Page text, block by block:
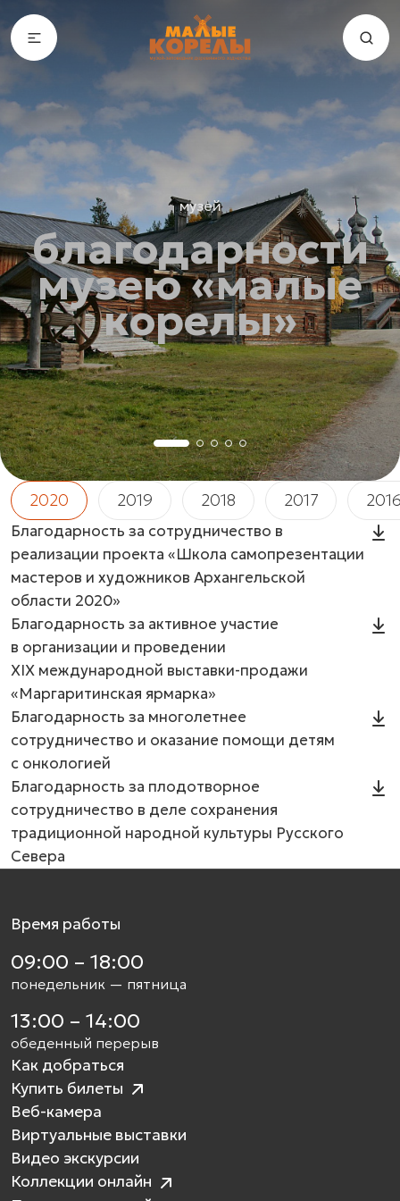
музей
благодарности
музею «малые
корелы»
2020 2019 2018 2017
Благодарность за сотрудничество в
реализации проекта «Школа самопрезентации
мастеров и художников Архангельской
области 2020»
Благодарность за активное участие
в организации и проведении
XIX международной выставки-продажи
«Маргаритинская ярмарка»
Благодарность за многолетнее
сотрудничество и оказание помощи детям
с онкологией
Благодарность за плодотворное
сотрудничество в деле сохранения
традиционной народной культуры Русского
Севера
Время работы
09:00 – 18:00
понедельник — пятница
13:00 – 14:00
обеденный перерыв
Как добраться
Купить билеты
Веб-камера
Виртуальные выставки
Видео экскурсии
Коллекции онлайн